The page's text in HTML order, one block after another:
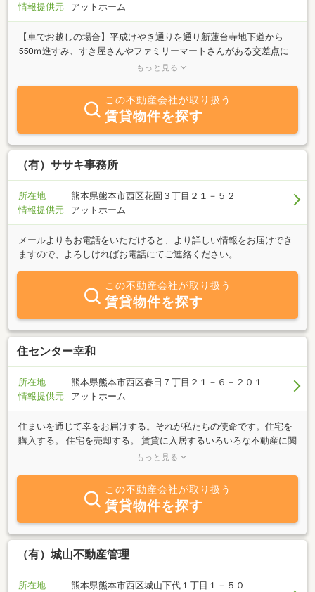
情報提供元
アットホーム
【車でお越しの場合】平成けやき通りを通り新蓮台寺地下道から
550ｍ進すみ、すき屋さんやファミリーマートさんがある交差点に
当店はございます。駐車場もございますので、店舗スタッフにお気
本駅より2.1km 徒歩約29分・参交バス 新土河原町バス停より徒
もっと見る
この不動産会社が取り扱う
賃貸物件を探す
（有）ササキ事務所
所在地
熊本県熊本市西区花園３丁目２１－５２
情報提供元
アットホーム
メールよりもお電話をいただけると、より詳しい情報をお届けでき
ますので、よろしければお電話にてご連絡ください。
この不動産会社が取り扱う
賃貸物件を探す
住センター幸和
所在地
熊本県熊本市西区春日７丁目２１－６－２０１
情報提供元
アットホーム
住まいを通じて幸をお届けする。それが私たちの使命です。住宅を
購入する。 住宅を売却する。 賃貸に入居するいろいろな不動産に関
する取引は、それぞれお客様にとって大切なイベントになってきま
に関わっていただいたお客様はもちろんのこと、社員やその家族、
お取引の業者様がすべて幸福で平和になるように、皆様方のサポー
トをさせていただきたいと考えております。
もっと見る
この不動産会社が取り扱う
賃貸物件を探す
（有）城山不動産管理
所在地
熊本県熊本市西区城山下代１丁目１－５０